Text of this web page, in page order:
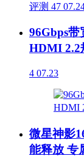
评测 47
96Gbps
HDMI 2.2
4 07.23
微星神影
能释放 专